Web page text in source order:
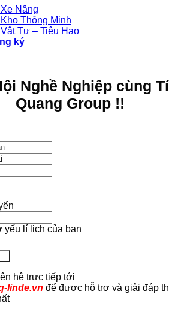
Nâng
Thông Minh
Tư – Tiêu Hao
ký
Nghề Nghiệp cùng
Quang Group !!
yếu lí lịch của bạn
hệ trực tiếp tới
linde.vn để được hỗ trợ và giải đáp